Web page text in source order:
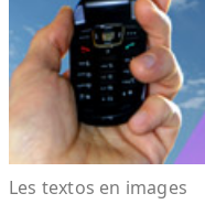
Les textos en images